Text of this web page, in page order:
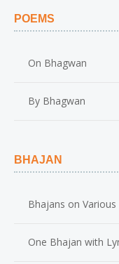
POEMS
On Bhagwan
By Bhagwan
BHAJAN
Bhajans on Various
One Bhajan with